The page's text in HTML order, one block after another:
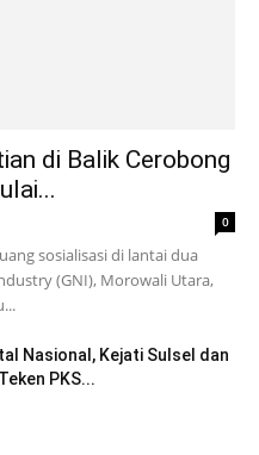
di Balik Cerobong
0
sosialisasi di lantai dua
(GNI), Morowali Utara,
Nasional, Kejati Sulsel dan
PKS...